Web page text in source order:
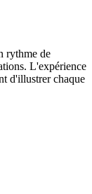
rythme de
L'expérience
d'illustrer chaque